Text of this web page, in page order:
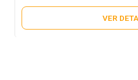
VER